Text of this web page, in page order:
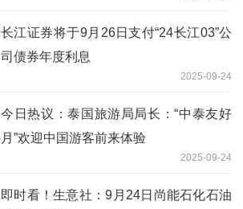
长江证券将于9月26日支付“24长江03”公
司债券年度利息
2025-09-24
今日热议：泰国旅游局局长：“中泰友好
月”欢迎中国游客前来体验
2025-09-24
即时看！生意社：9月24日尚能石化石油